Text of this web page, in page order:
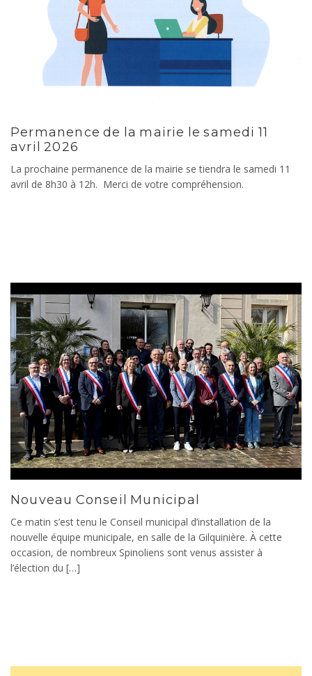
Permanence de la mairie le samedi 11
avril 2026
La prochaine permanence de la mairie se tiendra le samedi 11
avril de 8h30 à 12h. Merci de votre compréhension.
Nouveau Conseil Municipal
Ce matin s’est tenu le Conseil municipal d’installation de la
nouvelle équipe municipale, en salle de la Gilquinière. À cette
occasion, de nombreux Spinoliens sont venus assister à
l’élection du […]